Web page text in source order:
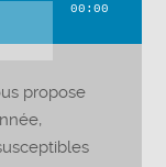
00:00
propose